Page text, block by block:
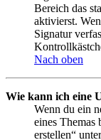
Bereich das
aktivierst.
Signatur
Nach oben
Wie kann ich eine
Wenn du ein
eines Themas
erstellen“